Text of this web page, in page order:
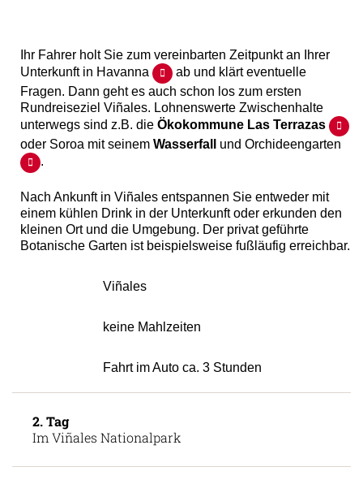
Ihr Fahrer holt Sie zum vereinbarten Zeitpunkt an Ihrer
Unterkunft in Havanna
ab und klärt eventuelle
Fragen. Dann geht es auch schon los zum ersten
Rundreiseziel Viñales. Lohnenswerte Zwischenhalte
unterwegs sind z.B. die Ökokommune Las Terrazas
oder Soroa mit seinem Wasserfall und Orchideengarten
.
Nach Ankunft in Viñales entspannen Sie entweder mit
einem kühlen Drink in der Unterkunft oder erkunden den
kleinen Ort und die Umgebung. Der privat geführte
Botanische Garten ist beispielsweise fußläufig erreichbar.
Viñales
keine Mahlzeiten
Fahrt im Auto ca. 3 Stunden
2. Tag
Im Viñales Nationalpark